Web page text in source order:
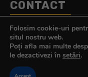
CONTACT
Telefon:
0770.290.165
E-mail:
Folosim cookie-uri
situl nostru web.
Poți afla mai multe
le dezactivezi în setări.